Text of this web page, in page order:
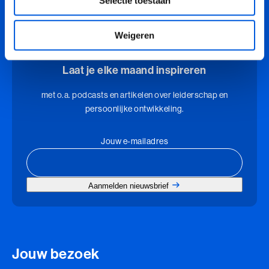
Weigeren
Ik en de Anderen
Ik en de Anderen (BaakBoost)
Invloed in Complexiteit
Inzicht in Ambitie
Leiden van Veranderingen
Leiden van Veranderingen (BaakBoost)
Leiderschap en Reflectie in de Publieke Sector (BaakBoost)
7968 deelnemers
Laat je elke maand inspireren
met o.a. podcasts en artikelen over leiderschap en
persoonlijke ontwikkeling.
Jouw e-mailadres
Aanmelden nieuwsbrief
Jouw bezoek